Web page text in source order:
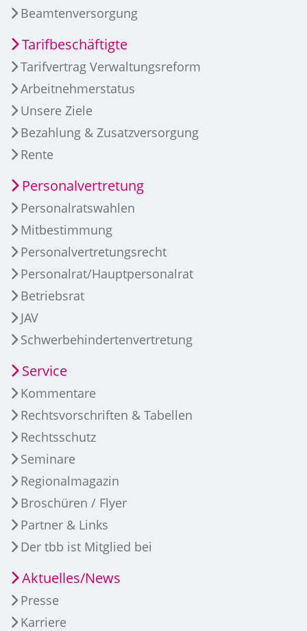
Beamtenversorgung
Tarifbeschäftigte
Tarifvertrag Verwaltungsreform
Arbeitnehmerstatus
Unsere Ziele
Bezahlung & Zusatzversorgung
Rente
Personalvertretung
Personalratswahlen
Mitbestimmung
Personalvertretungsrecht
Personalrat/Hauptpersonalrat
Betriebsrat
JAV
Schwerbehindertenvertretung
Service
Kommentare
Rechtsvorschriften & Tabellen
Rechtsschutz
Seminare
Regionalmagazin
Broschüren / Flyer
Partner & Links
Der tbb ist Mitglied bei
Aktuelles/News
Presse
Karriere